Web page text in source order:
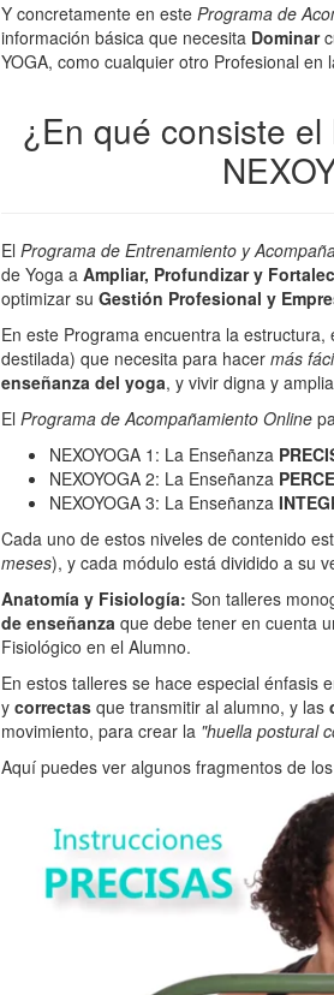
Y concretamente en este Programa de
información básica que necesita Dominar
YOGA, como cualquier otro Profesional en
¿En qué consiste el
El Programa de Entrenamiento y
de Yoga a Ampliar, Profundizar y
optimizar su Gestión Profesional y
En este Programa encuentra la
destilada) que necesita para hacer más
enseñanza del yoga, y vivir digna y
El Programa de Acompañamiento Online
NEXOYOGA 1: La Enseñanza
NEXOYOGA 2: La Enseñanza
NEXOYOGA 3: La Enseñanza
Cada uno de estos niveles de contenido
meses), y cada módulo está dividido a su
Anatomía y Fisiología: Son talleres
de enseñanza que debe tener en cuenta
Fisiológico en el Alumno.
En estos talleres se hace especial énfasis
y correctas que transmitir al alumno, y las
movimiento, para crear la "huella postural
Aquí puedes ver algunos fragmentos de